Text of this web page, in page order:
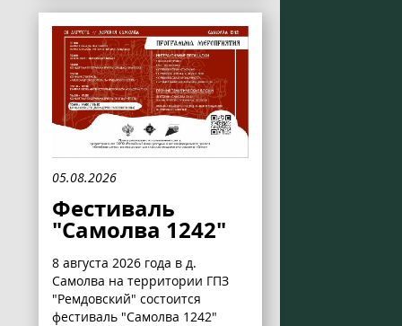
05.08.2026
Фестиваль
"Самолва 1242"
8 августа 2026 года в д.
Самолва на территории ГПЗ
"Ремдовский" состоится
фестиваль "Самолва 1242"